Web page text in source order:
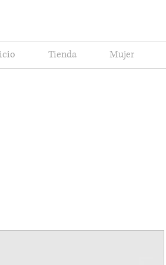
Tienda Mujer